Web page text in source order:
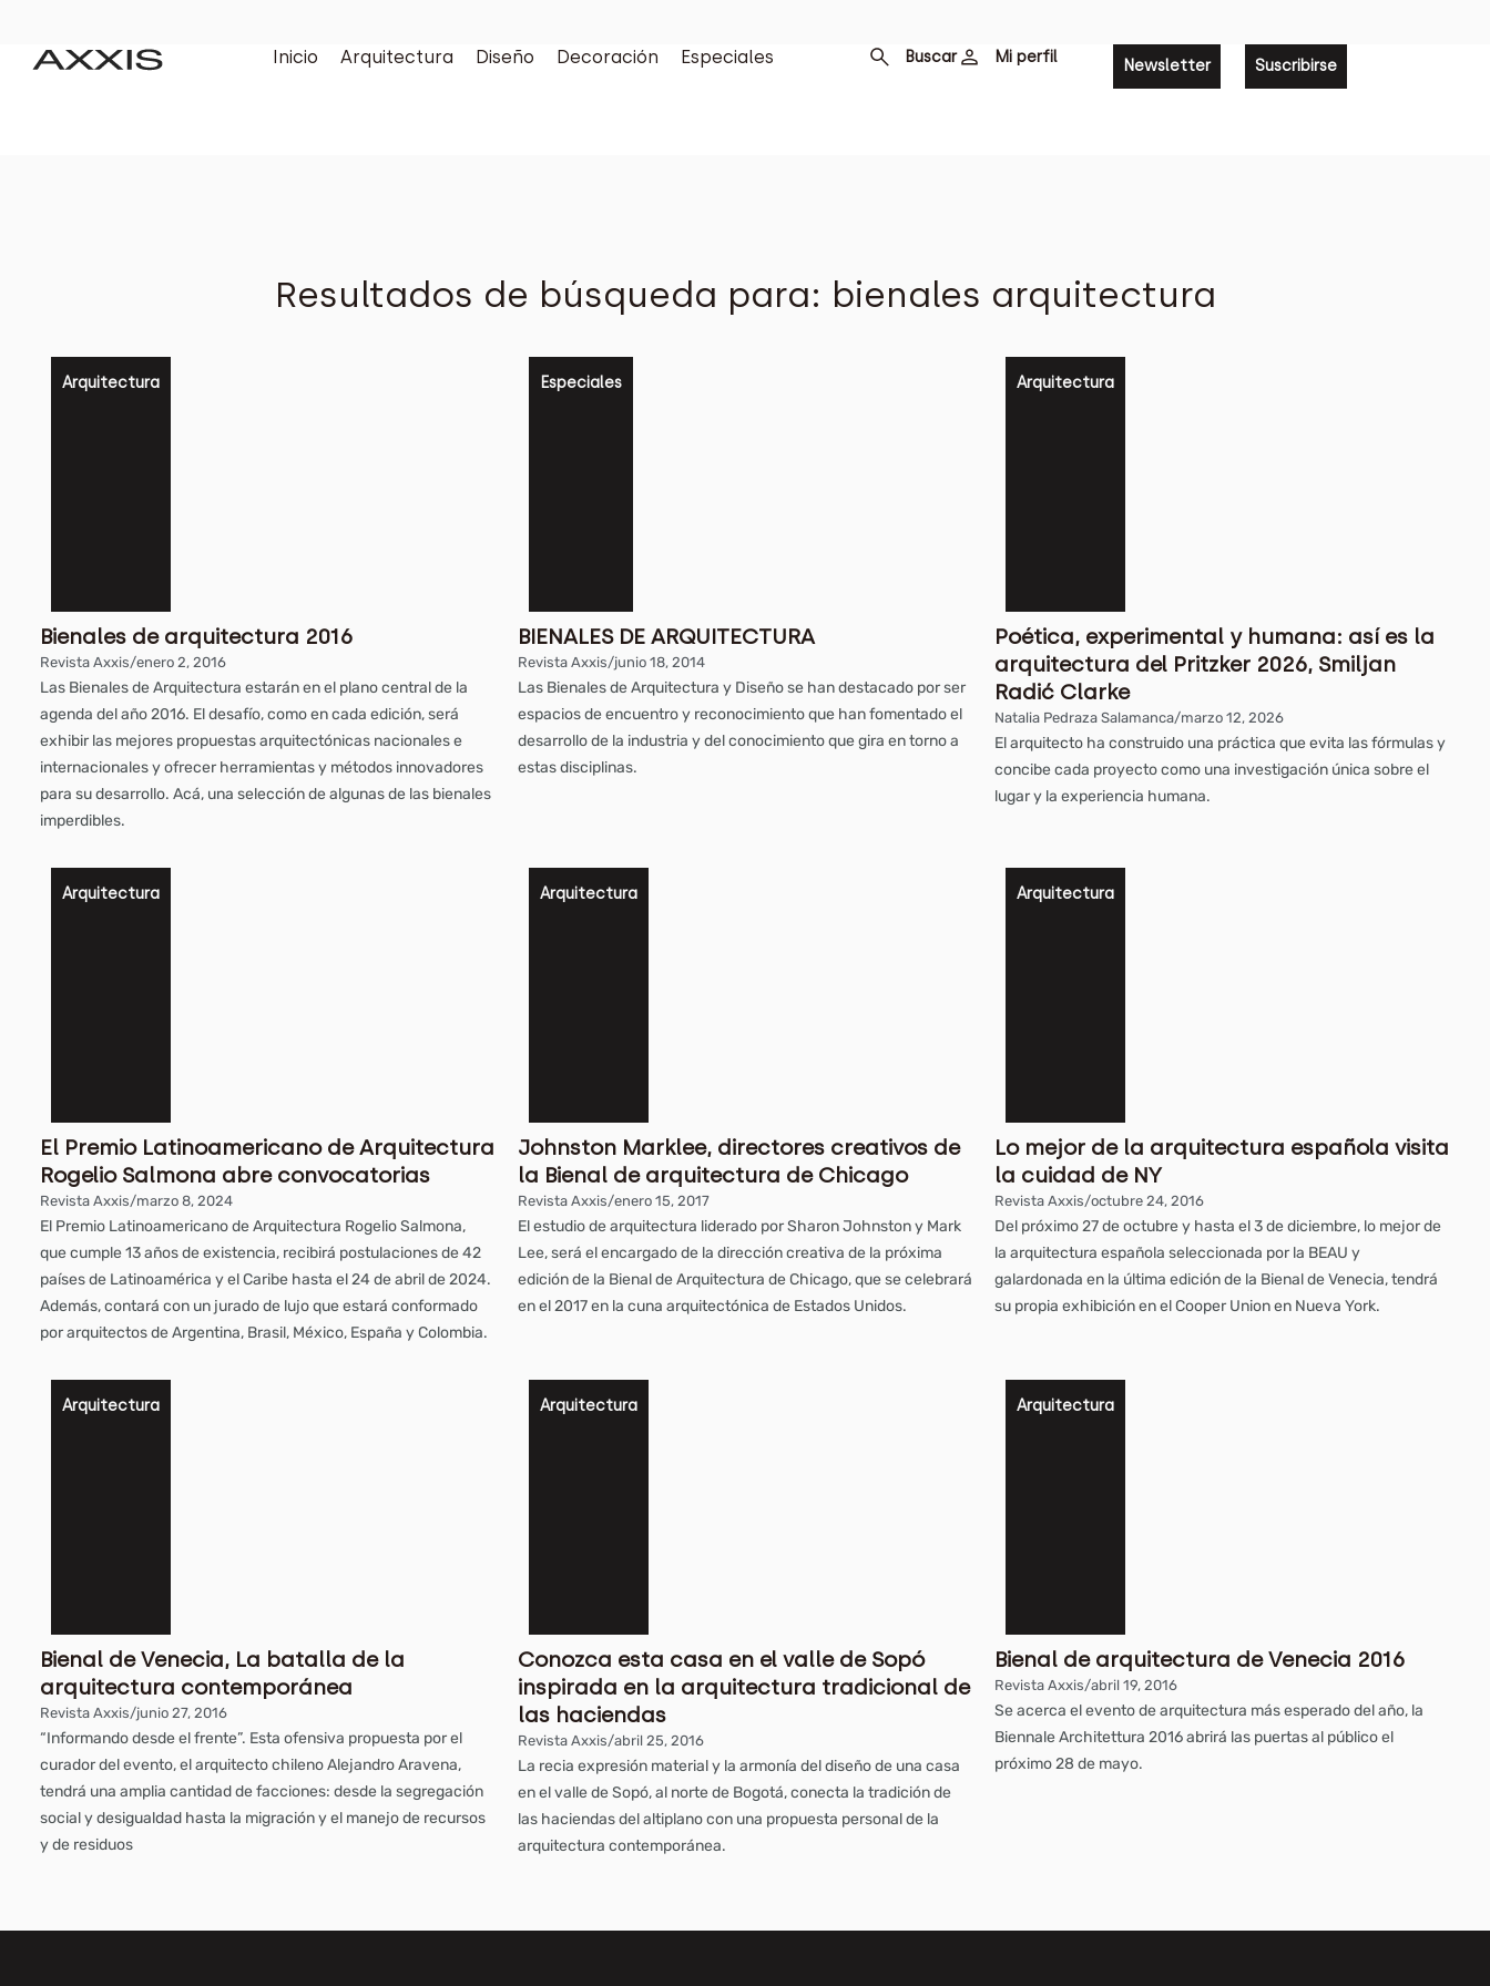
Inicio Arquitectura Diseño Decoración Especiales Buscar Mi perfil Newsletter Suscribirse
Resultados de búsqueda para: bienales arquitectura
Arquitectura
Bienales de arquitectura 2016
Revista Axxis/enero 2, 2016
Las Bienales de Arquitectura estarán en el plano central de la
agenda del año 2016. El desafío, como en cada edición, será
exhibir las mejores propuestas arquitectónicas nacionales e
internacionales y ofrecer herramientas y métodos innovadores
para su desarrollo. Acá, una selección de algunas de las bienales
imperdibles.
Especiales
BIENALES DE ARQUITECTURA
Revista Axxis/junio 18, 2014
Las Bienales de Arquitectura y Diseño se han destacado por ser
espacios de encuentro y reconocimiento que han fomentado el
desarrollo de la industria y del conocimiento que gira en torno a
estas disciplinas.
Arquitectura
Poética, experimental y humana: así es la
arquitectura del Pritzker 2026, Smiljan
Radić Clarke
Natalia Pedraza Salamanca/marzo 12, 2026
El arquitecto ha construido una práctica que evita las fórmulas y
concibe cada proyecto como una investigación única sobre el
lugar y la experiencia humana.
Arquitectura
El Premio Latinoamericano de Arquitectura
Rogelio Salmona abre convocatorias
Revista Axxis/marzo 8, 2024
El Premio Latinoamericano de Arquitectura Rogelio Salmona,
que cumple 13 años de existencia, recibirá postulaciones de 42
países de Latinoamérica y el Caribe hasta el 24 de abril de 2024.
Además, contará con un jurado de lujo que estará conformado
por arquitectos de Argentina, Brasil, México, España y Colombia.
Arquitectura
Johnston Marklee, directores creativos de
la Bienal de arquitectura de Chicago
Revista Axxis/enero 15, 2017
El estudio de arquitectura liderado por Sharon Johnston y Mark
Lee, será el encargado de la dirección creativa de la próxima
edición de la Bienal de Arquitectura de Chicago, que se celebrará
en el 2017 en la cuna arquitectónica de Estados Unidos.
Arquitectura
Lo mejor de la arquitectura española visita
la cuidad de NY
Revista Axxis/octubre 24, 2016
Del próximo 27 de octubre y hasta el 3 de diciembre, lo mejor de
la arquitectura española seleccionada por la BEAU y
galardonada en la última edición de la Bienal de Venecia, tendrá
su propia exhibición en el Cooper Union en Nueva York.
Arquitectura
Bienal de Venecia, La batalla de la
arquitectura contemporánea
Revista Axxis/junio 27, 2016
“Informando desde el frente”. Esta ofensiva propuesta por el
curador del evento, el arquitecto chileno Alejandro Aravena,
tendrá una amplia cantidad de facciones: desde la segregación
social y desigualdad hasta la migración y el manejo de recursos
y de residuos
Arquitectura
Conozca esta casa en el valle de Sopó
inspirada en la arquitectura tradicional de
las haciendas
Revista Axxis/abril 25, 2016
La recia expresión material y la armonía del diseño de una casa
en el valle de Sopó, al norte de Bogotá, conecta la tradición de
las haciendas del altiplano con una propuesta personal de la
arquitectura contemporánea.
Arquitectura
Bienal de arquitectura de Venecia 2016
Revista Axxis/abril 19, 2016
Se acerca el evento de arquitectura más esperado del año, la
Biennale Architettura 2016 abrirá las puertas al público el
próximo 28 de mayo.